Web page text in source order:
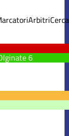
ArbitriCerca
6